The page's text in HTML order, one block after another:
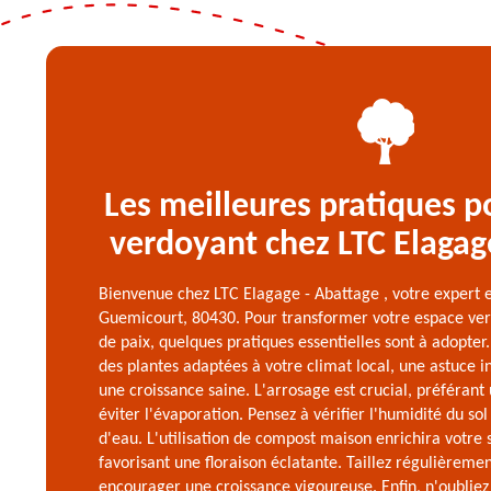
Les meilleures pratiques
verdoyant chez LTC
Bienvenue chez LTC Elagage - Abattage , votre expert
Guemicourt, 80430. Pour transformer votre espace
de paix, quelques pratiques essentielles sont à
des plantes adaptées à votre climat local, une astuce
une croissance saine. L'arrosage est crucial,
éviter l'évaporation. Pensez à vérifier l'humidité du
d'eau. L'utilisation de compost maison enrichira votre
favorisant une floraison éclatante. Taillez